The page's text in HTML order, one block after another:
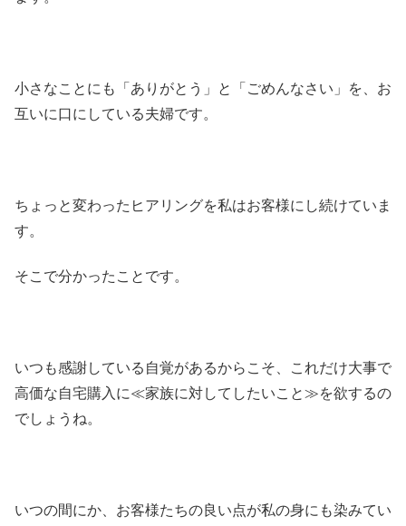
小さなことにも「ありがとう」と「ごめんなさい」を、お
互いに口にしている夫婦です。
ちょっと変わったヒアリングを私はお客様にし続けていま
す。
そこで分かったことです。
いつも感謝している自覚があるからこそ、これだけ大事で
高価な自宅購入に≪家族に対してしたいこと≫を欲するの
でしょうね。
いつの間にか、お客様たちの良い点が私の身にも染みてい